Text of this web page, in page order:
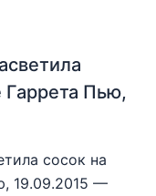
Гаррета Пью,
сосок на
19.09.2015 —